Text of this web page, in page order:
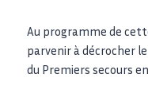
Au programme de
parvenir à décrocher
du Premiers secours